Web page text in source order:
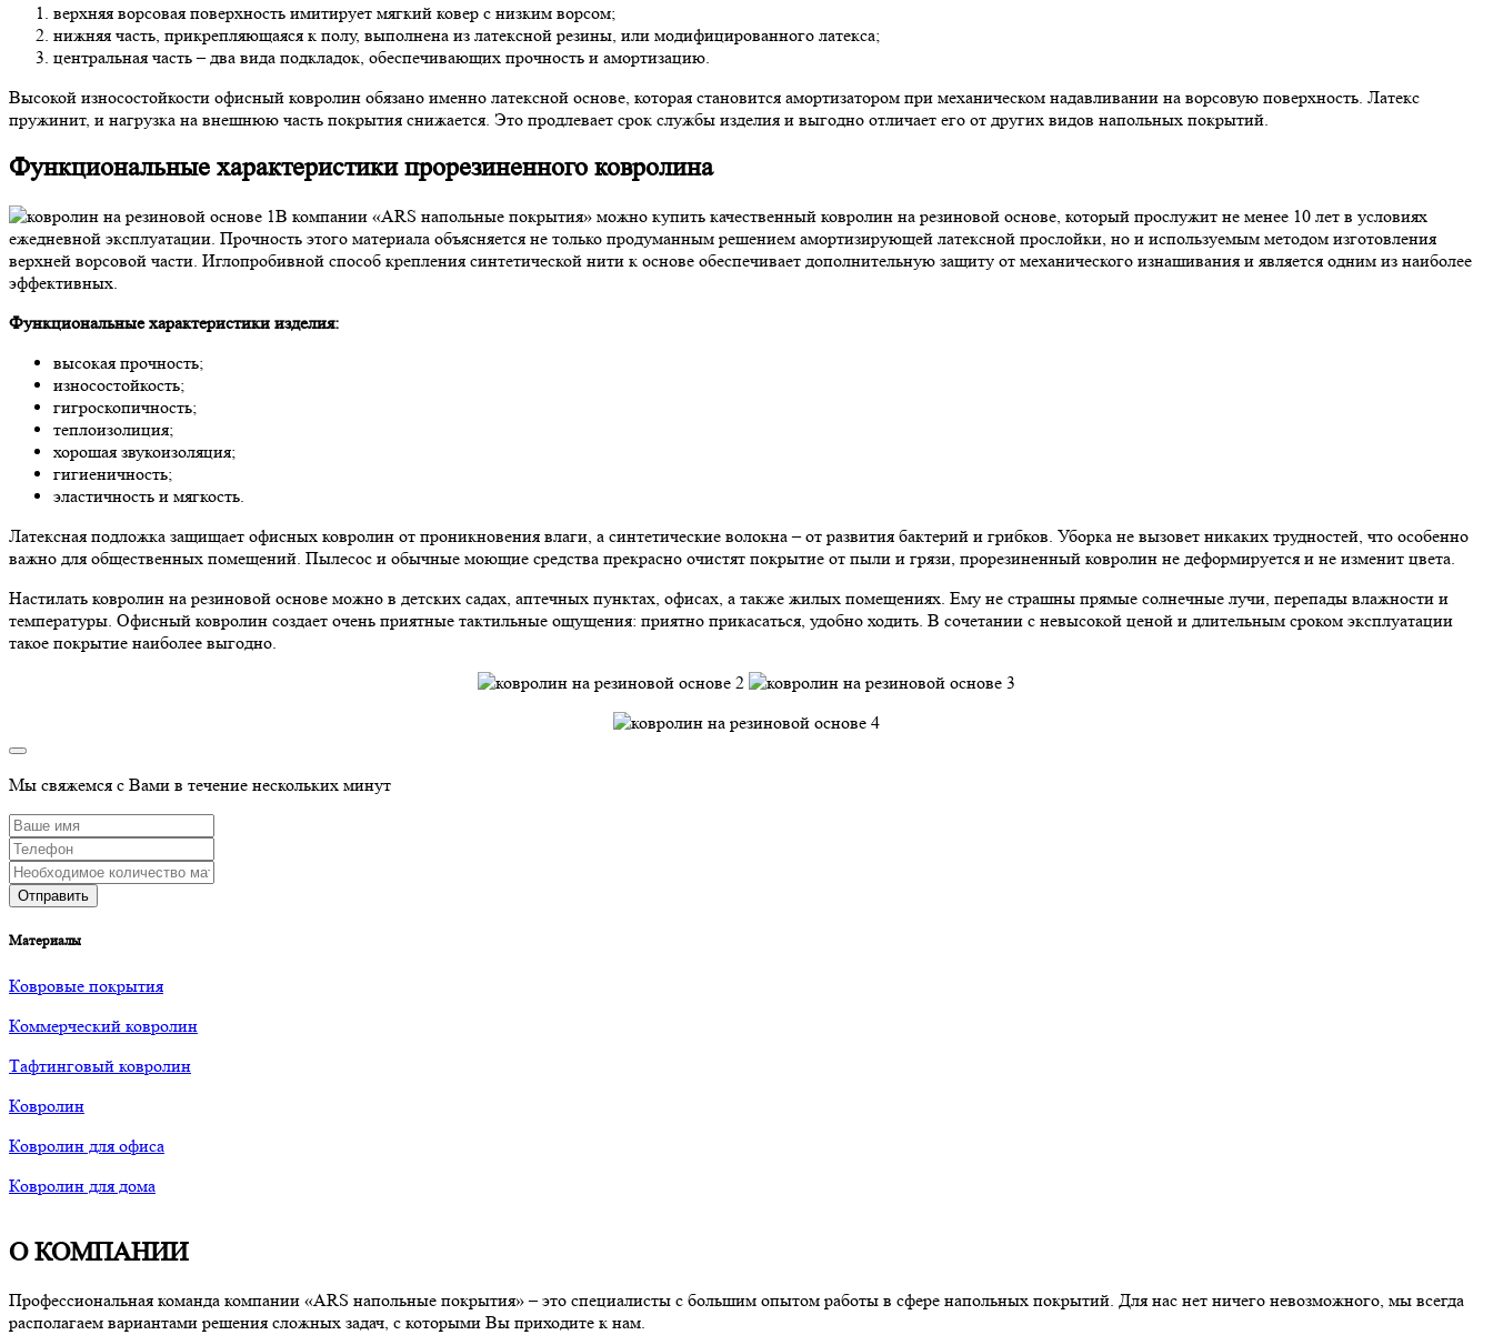
верхняя ворсовая поверхность имитирует мягкий ковер с низким ворсом;
нижняя часть, прикрепляющаяся к полу, выполнена из латексной резины, или модифицированного латекса;
центральная часть – два вида подкладок, обеспечивающих прочность и амортизацию.
Высокой износостойкости офисный ковролин обязано именно латексной основе, которая становится амортизатором при механическом надавливании на ворсовую поверхность. Латекс
пружинит, и нагрузка на внешнюю часть покрытия снижается. Это продлевает срок службы изделия и выгодно отличает его от других видов напольных покрытий.
Функциональные характеристики прорезиненного ковролина
В компании «ARS напольные покрытия» можно купить качественный ковролин на резиновой основе, который прослужит не менее 10 лет в условиях
ежедневной эксплуатации. Прочность этого материала объясняется не только продуманным решением амортизирующей латексной прослойки, но и используемым методом изготовления
верхней ворсовой части. Иглопробивной способ крепления синтетической нити к основе обеспечивает дополнительную защиту от механического изнашивания и является одним из наиболее
эффективных.
Функциональные характеристики изделия:
высокая прочность;
износостойкость;
гигроскопичность;
теплоизолиция;
хорошая звукоизоляция;
гигиеничность;
эластичность и мягкость.
Латексная подложка защищает офисных ковролин от проникновения влаги, а синтетические волокна – от развития бактерий и грибков. Уборка не вызовет никаких трудностей, что особенно
важно для общественных помещений. Пылесос и обычные моющие средства прекрасно очистят покрытие от пыли и грязи, прорезиненный ковролин не деформируется и не изменит цвета.
Настилать ковролин на резиновой основе можно в детских садах, аптечных пунктах, офисах, а также жилых помещениях. Ему не страшны прямые солнечные лучи, перепады влажности и
температуры. Офисный ковролин создает очень приятные тактильные ощущения: приятно прикасаться, удобно ходить. В сочетании с невысокой ценой и длительным сроком эксплуатации
такое покрытие наиболее выгодно.
Мы свяжемся с Вами в течение нескольких минут
Материалы
Ковровые покрытия
Коммерческий ковролин
Тафтинговый ковролин
Ковролин
Ковролин для офиса
Ковролин для дома
О КОМПАНИИ
Профессиональная команда компании «ARS напольные покрытия» – это специалисты с большим опытом работы в сфере напольных покрытий. Для нас нет ничего невозможного, мы всегда
располагаем вариантами решения сложных задач, с которыми Вы приходите к нам.